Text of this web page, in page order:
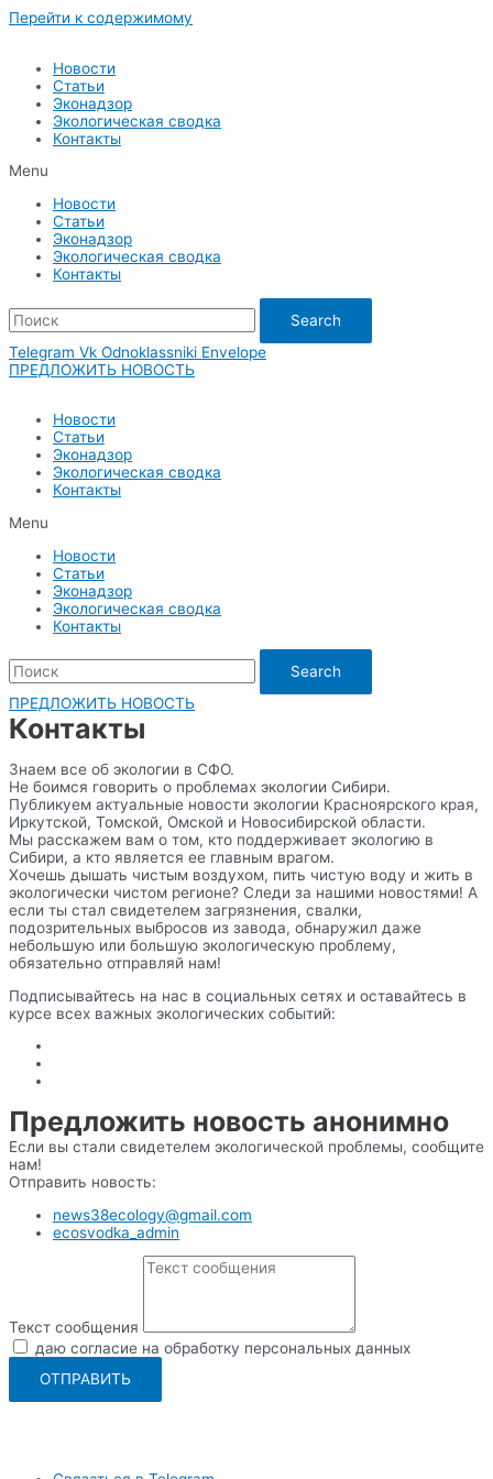
Перейти к содержимому
Новости
Статьи
Эконадзор
Экологическая сводка
Контакты
Menu
Новости
Статьи
Эконадзор
Экологическая сводка
Контакты
Search
Telegram Vk Odnoklassniki Envelope
ПРЕДЛОЖИТЬ НОВОСТЬ
Новости
Статьи
Эконадзор
Экологическая сводка
Контакты
Menu
Новости
Статьи
Эконадзор
Экологическая сводка
Контакты
Search
ПРЕДЛОЖИТЬ НОВОСТЬ
Контакты
Знаем все об экологии в СФО.
Не боимся говорить о проблемах экологии Сибири.
Публикуем актуальные новости экологии Красноярского края,
Иркутской, Томской, Омской и Новосибирской области.
Мы расскажем вам о том, кто поддерживает экологию в
Сибири, а кто является ее главным врагом.
Хочешь дышать чистым воздухом, пить чистую воду и жить в
экологически чистом регионе? Следи за нашими новостями! А
если ты стал свидетелем загрязнения, свалки,
подозрительных выбросов из завода, обнаружил даже
небольшую или большую экологическую проблему,
обязательно отправляй нам!
Подписывайтесь на нас в социальных сетях и оставайтесь в
курсе всех важных экологических событий:
Предложить новость анонимно
Если вы стали свидетелем экологической проблемы, сообщите
нам!
Отправить новость:
news38ecology@gmail.com
ecosvodka_admin
Текст сообщения
даю согласие на обработку персональных данных
ОТПРАВИТЬ